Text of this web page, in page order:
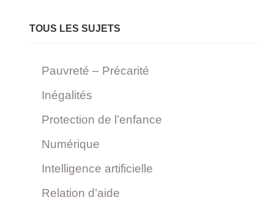
TOUS LES SUJETS
Pauvreté – Précarité
Inégalités
Protection de l’enfance
Numérique
Intelligence artificielle
Relation d’aide